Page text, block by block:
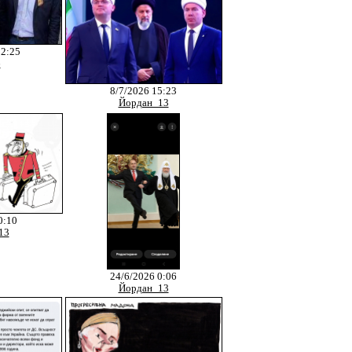
8/7/2026 15:23
Йордан_13
24/6/2026 0:06
Йордан_13